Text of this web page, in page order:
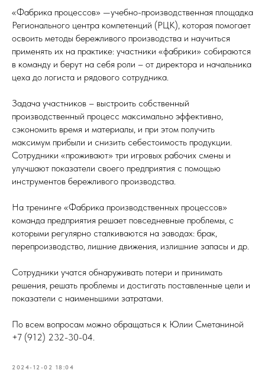
«Фабрика процессов» —учебно-производственная площадка
Регионального центра компетенций (РЦК), которая помогает
освоить методы бережливого производства и научиться
применять их на практике: участники «фабрики» собираются
в команду и берут на себя роли – от директора и начальника
цеха до логиста и рядового сотрудника.
Задача участников – выстроить собственный
производственный процесс максимально эффективно,
сэкономить время и материалы, и при этом получить
максимум прибыли и снизить себестоимость продукции.
Сотрудники «проживают» три игровых рабочих смены и
улучшают показатели своего предприятия с помощью
инструментов бережливого производства.
На тренинге «Фабрика производственных процессов»
команда предприятия решает повседневные проблемы, с
которыми регулярно сталкиваются на заводах: брак,
перепроизводство, лишние движения, излишние запасы и др.
Сотрудники учатся обнаруживать потери и принимать
решения, решать проблемы и достигать поставленные цели и
показатели с наименьшими затратами.
По всем вопросам можно обращаться к Юлии Сметаниной
+7 (912) 232-30-04.
2024-12-02 18:04